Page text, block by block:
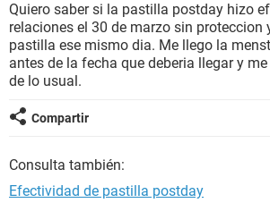
BIENESTAR
SEXUALIDAD
GLOSARIO
Quiero saber si la pastilla postday hizo
relaciones el 30 de marzo sin proteccion
pastilla ese mismo dia. Me llego la
antes de la fecha que deberia llegar y
de lo usual.
Compartir
Consulta también:
Efectividad de pastilla postday